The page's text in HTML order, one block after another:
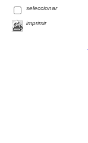
seleccionar
imprimir